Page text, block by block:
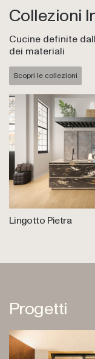
Collezioni
Cucine definite
dei materiali
Scopri le collezioni
Lingotto Pietra
Progetti